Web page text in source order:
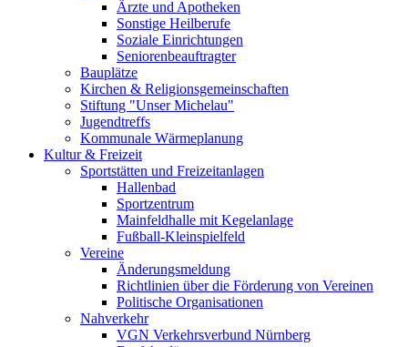
Ärzte und Apotheken
Sonstige Heilberufe
Soziale Einrichtungen
Seniorenbeauftragter
Bauplätze
Kirchen & Religionsgemeinschaften
Stiftung "Unser Michelau"
Jugendtreffs
Kommunale Wärmeplanung
Kultur & Freizeit
Sportstätten und Freizeitanlagen
Hallenbad
Sportzentrum
Mainfeldhalle mit Kegelanlage
Fußball-Kleinspielfeld
Vereine
Änderungsmeldung
Richtlinien über die Förderung von Vereinen
Politische Organisationen
Nahverkehr
VGN Verkehrsverbund Nürnberg